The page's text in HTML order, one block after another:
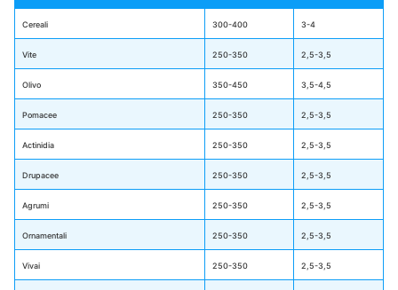
Cereali 300-400 3-4
Vite 250-350 2,5-3,5
Olivo 350-450 3,5-4,5
Pomacee 250-350 2,5-3,5
Actinidia 250-350 2,5-3,5
Drupacee 250-350 2,5-3,5
Agrumi 250-350 2,5-3,5
Ornamentali 250-350 2,5-3,5
Vivai 250-350 2,5-3,5